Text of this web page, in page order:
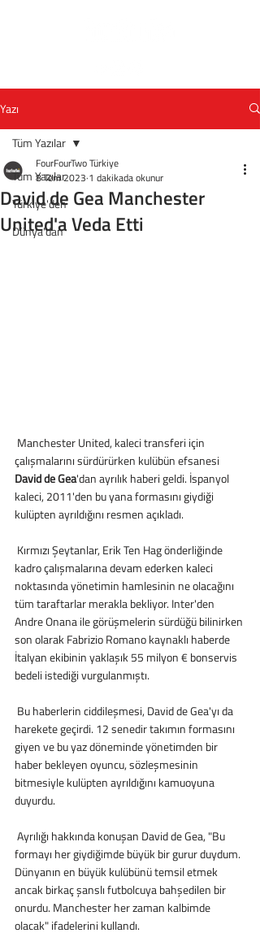
Yazı
Tüm Yazılar
Türkiye'den
Dünya'dan
Tüm Yazılar
David de Gea Manchester
United'a Veda Etti
FourFourTwo Türkiye
8 Tem 2023 1 dakikada okunur
çalışmalarını sürdürürken kulübün efsanesi
David de Gea'dan ayrılık haberi geldi. İspanyol
kaleci, 2011'den bu yana formasını giydiği
kulüpten ayrıldığını resmen açıkladı.
kadro çalışmalarına devam ederken kaleci
noktasında yönetimin hamlesinin ne olacağını
tüm taraftarlar merakla bekliyor. Inter'den
Andre Onana ile görüşmelerin sürdüğü bilinirken
son olarak Fabrizio Romano kaynaklı haberde
İtalyan ekibinin yaklaşık 55 milyon € bonservis
bedeli istediği vurgulanmıştı.
harekete geçirdi. 12 senedir takımın formasını
giyen ve bu yaz döneminde yönetimden bir
haber bekleyen oyuncu, sözleşmesinin
bitmesiyle kulüpten ayrıldığını kamuoyuna
duyurdu.
formayı her giydiğimde büyük bir gurur duydum.
Dünyanın en büyük kulübünü temsil etmek
ancak birkaç şanslı futbolcuya bahşedilen bir
onurdu. Manchester her zaman kalbimde
olacak" ifadelerini kullandı.